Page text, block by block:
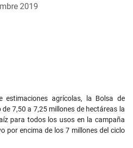
2019
estimaciones agrícolas, la Bolsa de
7,50 a 7,25 millones de hectáreas la
para todos los usos en la campaña
por encima de los 7 millones del ciclo